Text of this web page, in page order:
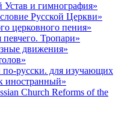
Устав и гимнография»
Русской Церкви»
церковного пения»
певчего. Тропари»
движения»
русски. для изучающих
иностранный»
Church Reforms of the